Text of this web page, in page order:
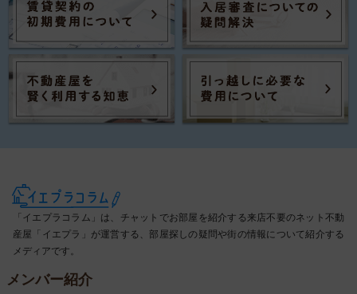
「イエプラコラム」は、チャットでお部屋を紹介する来店不要のネット不動
産屋「イエプラ」が運営する、部屋探しの疑問や街の情報について紹介する
メディアです。
メンバー紹介